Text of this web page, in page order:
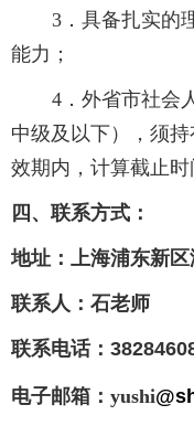
3．具备扎实的
能力；
4．外省市社会
中级及以下），须
效期内，计算截止时
四、联系方式：
地址：上海浦东新
联系人：石老师
联系电话：
电子邮箱：yushi